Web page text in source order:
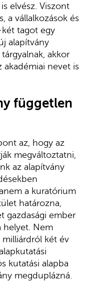
elvész. Viszont
a vállalkozások és
tagot egy
alapítvány
akkor
akadémiai nevet is
független
az, hogy az
megváltoztatni,
az alapítvány
a kuratórium
határozna,
gazdasági ember
helyet. Nem
két év
kutatási alapba
megduplázná.